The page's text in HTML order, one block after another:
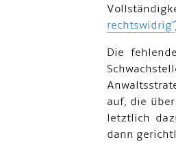
rechtswidrig"
Die
auf, die
letztlich
dann